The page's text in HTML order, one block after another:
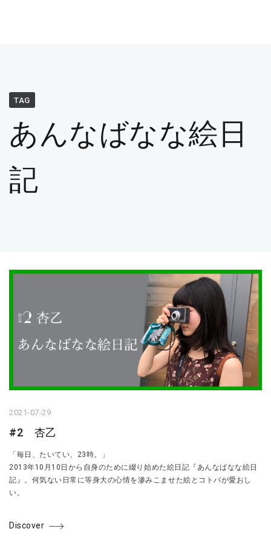
TAG
あんなばなな絵日
記
2021-07-29
#2 杏乙
「毎日、たいてい、23時。」
2013年10月10日から自身のために綴り始めた絵日記『あんなばなな絵日
記』。何気ない日常に等身大の心情を滲みこませた絵とコトバが愛おし
い。
Discover